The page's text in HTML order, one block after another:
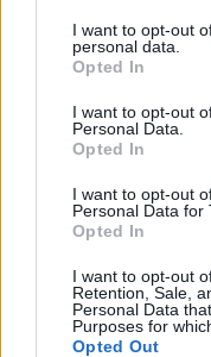
I want to opt-out
personal data.
Opted In
I want to opt-out
Personal Data.
Opted In
I want to opt-out
Personal Data for
Opted In
I want to opt-out
Retention, Sale,
Personal Data
Purposes for
Opted Out
Skaičius buvo
kad jis yra
simbolis,
panašus į einantį
Taigi 10 000
šūkis, skirtas
mokslo